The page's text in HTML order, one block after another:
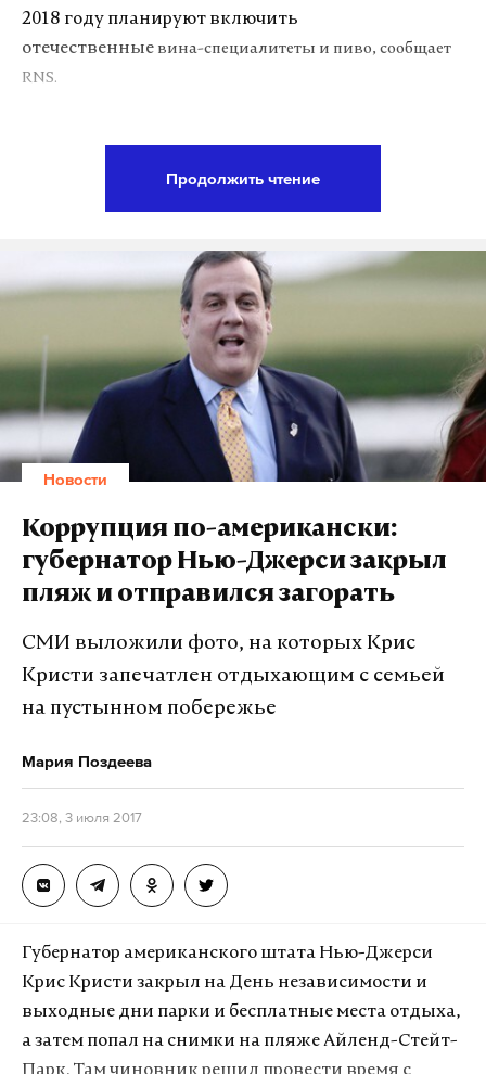
2018 году планируют включить
отечественные вина-специалитеты и пиво, сообщает
RNS.
удачного прохождения первого этапа проекта в
продажу поступят и другие спиртные напитки.
В Минфине подчеркивают, что новая форма
реализации алкоголя будет подчиняться закону о
регулировании спиртосодержащей продукции.
Это значит, что в ночное время законно
приобрести горячительное не удастся даже через
интернет. Совершеннолетие также останется
обязательным условием покупки.
приобретения будет подтверждаться погашением
акцизной марки с помощью онлайн-сканера.
Следить за интернет-магазинами спиртного
планируется обязать Росалкогольрегулирование.
торговлю алкогольной продукцией, включат в
блокировать нелегальные сайты вне этой
«Будет жесткая привязка интернет-адреса к
лицензию», — пояснили в Минфине.
Внести законопроект в Госдуму и начать торговлю
ведомство планирует к концу 2017 года. На 1 июля
Продолжить чтение
Новости
Коррупция по-американски:
губернатор Нью-Джерси закрыл
пляж и отправился загорать
СМИ выложили фото, на которых Крис
Кристи запечатлен отдыхающим с семьей
на пустынном побережье
Мария Поздеева
23:08, 3 июля 2017
Губернатор американского штата Нью-Джерси
Крис Кристи закрыл на День независимости и
выходные дни парки и бесплатные места отдыха,
а затем попал на снимки на пляже Айленд-Стейт-